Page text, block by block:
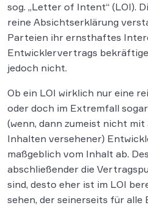
sog. „Letter of Intent“ (LOI).
reine Absichtserklärung
Parteien ihr ernsthaftes
Entwicklervertrags
jedoch nicht.
Ob ein LOI wirklich nur eine
oder doch im Extremfall
(wenn, dann zumeist nicht
Inhalten versehener)
maßgeblich vom Inhalt ab.
abschließender die
sind, desto eher ist im LOI
sehen, der seinerseits für alle